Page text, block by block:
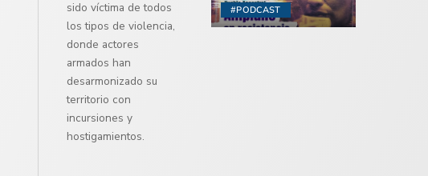
#PODCAST
sido víctima de todos
los tipos de violencia,
donde actores
armados han
desarmonizado su
territorio con
incursiones y
hostigamientos.